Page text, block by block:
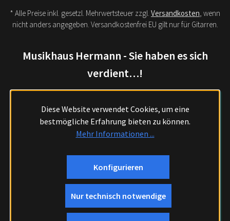
* Alle Preise inkl. gesetzl. Mehrwertsteuer zzgl. Versandkosten, wenn
nicht anders angegeben. Versandkostenfrei EU gilt nur für Gitarren.
Musikhaus Hermann - Sie haben es sich
verdient…!
Diese Website verwendet Cookies, um eine
bestmögliche Erfahrung bieten zu können.
Mehr Informationen ...
Nur technisch notwendige
Konfigurieren